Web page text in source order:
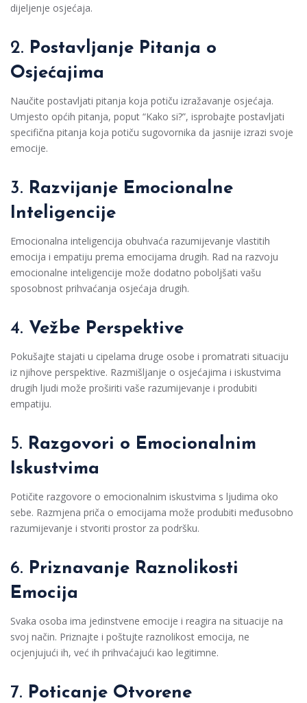
dijeljenje osjećaja.
2. Postavljanje Pitanja o
Osjećajima
Naučite postavljati pitanja koja potiču izražavanje osjećaja.
Umjesto općih pitanja, poput “Kako si?”, isprobajte postavljati
specifična pitanja koja potiču sugovornika da jasnije izrazi svoje
emocije.
3. Razvijanje Emocionalne
Inteligencije
Emocionalna inteligencija obuhvaća razumijevanje vlastitih
emocija i empatiju prema emocijama drugih. Rad na razvoju
emocionalne inteligencije može dodatno poboljšati vašu
sposobnost prihvaćanja osjećaja drugih.
4. Vežbe Perspektive
Pokušajte stajati u cipelama druge osobe i promatrati situaciju
iz njihove perspektive. Razmišljanje o osjećajima i iskustvima
drugih ljudi može proširiti vaše razumijevanje i produbiti
empatiju.
5. Razgovori o Emocionalnim
Iskustvima
Potičite razgovore o emocionalnim iskustvima s ljudima oko
sebe. Razmjena priča o emocijama može produbiti međusobno
razumijevanje i stvoriti prostor za podršku.
6. Priznavanje Raznolikosti
Emocija
Svaka osoba ima jedinstvene emocije i reagira na situacije na
svoj način. Priznajte i poštujte raznolikost emocija, ne
ocjenjujući ih, već ih prihvaćajući kao legitimne.
7. Poticanje Otvorene